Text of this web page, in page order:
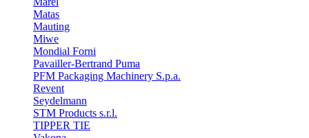
Matas
Mauting
Miwe
Mondial Forni
Pavailler-Bertrand Puma
PFM Packaging Machinery S.p.a.
Revent
Seydelmann
STM Products s.r.l.
TIPPER TIE